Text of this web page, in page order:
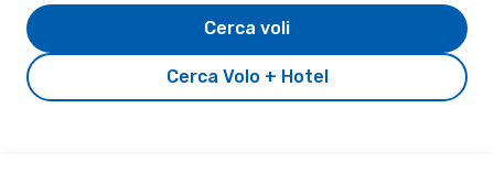
Cerca Volo + Hotel
Cerca voli